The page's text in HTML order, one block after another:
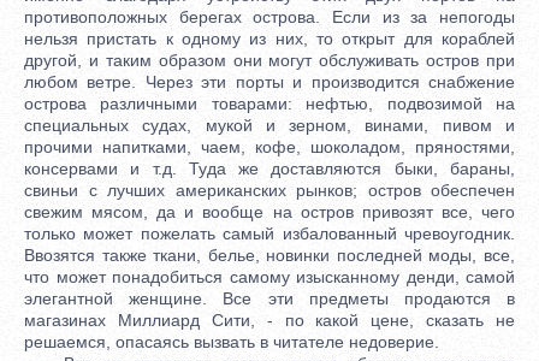
противоположных берегах острова. Если из за непогоды
нельзя пристать к одному из них, то открыт для кораблей
другой, и таким образом они могут обслуживать остров при
любом ветре. Через эти порты и производится снабжение
острова различными товарами: нефтью, подвозимой на
специальных судах, мукой и зерном, винами, пивом и
прочими напитками, чаем, кофе, шоколадом, пряностями,
консервами и т.д. Туда же доставляются быки, бараны,
свиньи с лучших американских рынков; остров обеспечен
свежим мясом, да и вообще на остров привозят все, чего
только может пожелать самый избалованный чревоугодник.
Ввозятся также ткани, белье, новинки последней моды, все,
что может понадобиться самому изысканному денди, самой
элегантной женщине. Все эти предметы продаются в
магазинах Миллиард Сити, - по какой цене, сказать не
решаемся, опасаясь вызвать в читателе недоверие.